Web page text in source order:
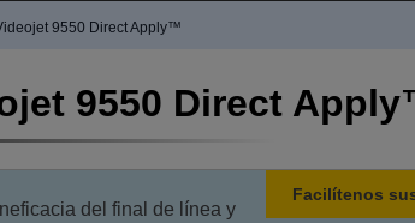
9550 Direct Apply™
9550 Direct
del final de línea y
Facilítenos